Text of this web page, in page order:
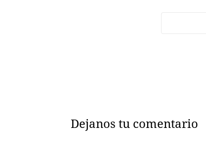
Dejanos tu comentario